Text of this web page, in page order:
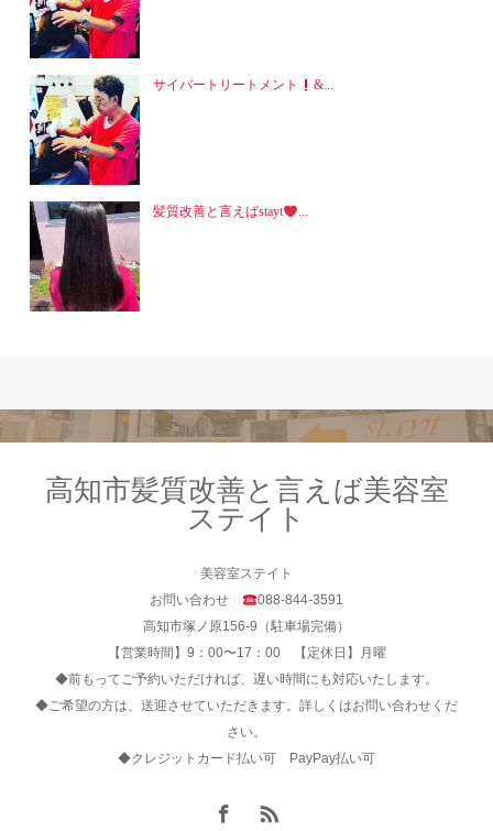
サイバートリートメント &...
髪質改善と言えばstayt ...
高知市髪質改善と言えば美容室
ステイト
美容室ステイト
お問い合わせ
088-844-3591
高知市塚ノ原156-9（駐車場完備）
【営業時間】9：00〜17：00 【定休日】月曜
◆前もってご予約いただければ、遅い時間にも対応いたします。
◆ご希望の方は、送迎させていただきます。詳しくはお問い合わせくだ
さい。
◆クレジットカード払い可 PayPay払い可